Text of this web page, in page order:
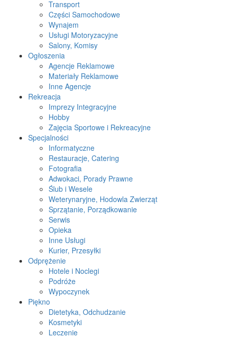
Transport
Części Samochodowe
Wynajem
Usługi Motoryzacyjne
Salony, Komisy
Ogłoszenia
Agencje Reklamowe
Materiały Reklamowe
Inne Agencje
Rekreacja
Imprezy Integracyjne
Hobby
Zajęcia Sportowe i Rekreacyjne
Specjalności
Informatyczne
Restauracje, Catering
Fotografia
Adwokaci, Porady Prawne
Ślub i Wesele
Weterynaryjne, Hodowla Zwierząt
Sprzątanie, Porządkowanie
Serwis
Opieka
Inne Usługi
Kurier, Przesyłki
Odprężenie
Hotele i Noclegi
Podróże
Wypoczynek
Piękno
Dietetyka, Odchudzanie
Kosmetyki
Leczenie